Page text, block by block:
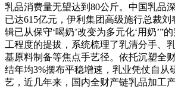
乳品消费量无望达到80公斤。中国乳品
已达615亿元，伊利集团高级施行总裁刘
辑已从保守‘喝奶’改变为多元化‘用奶’”
工程度的提拔，系统梳理了乳清分手、
基原料制备等焦点手艺径。依托沉塑全
结年均3%摆布平稳增速，乳业凭仗自从
艺，近几年来，国内全财产链乳品加工